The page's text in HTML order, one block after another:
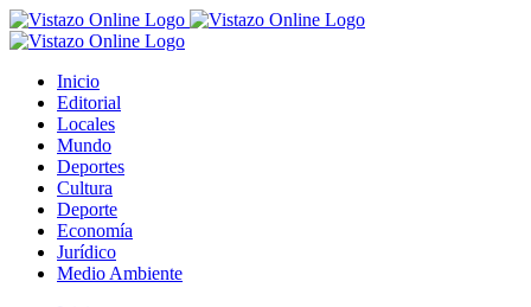
Saltar
al
Inicio
Editorial
Locales
Mundo
Deportes
Cultura
Deporte
Economía
Jurídico
Medio Ambiente